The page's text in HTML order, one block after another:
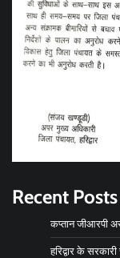
Recent Posts
कप्तान जीआरपी
हरिद्वार के